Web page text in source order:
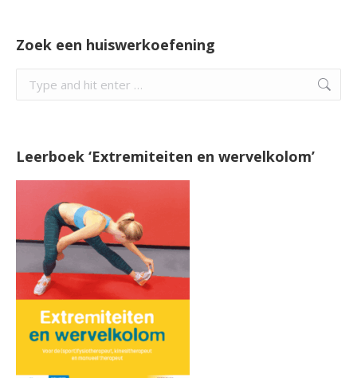
Zoek een huiswerkoefening
Leerboek ‘Extremiteiten en wervelkolom’